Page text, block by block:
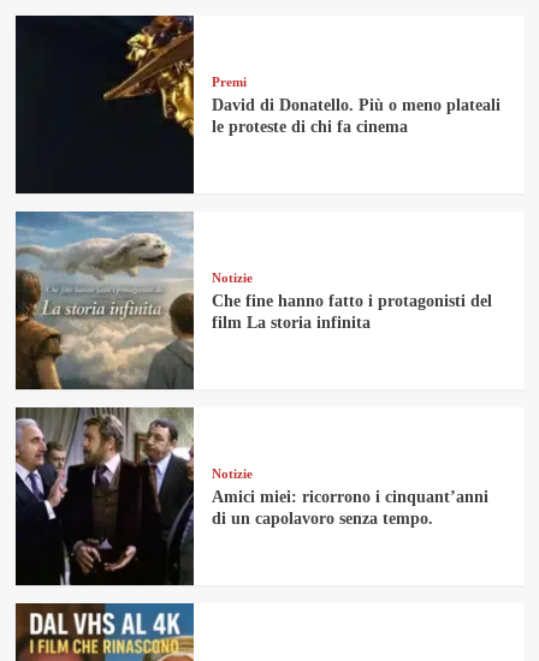
Premi
David di Donatello. Più o meno plateali
le proteste di chi fa cinema
Notizie
Che fine hanno fatto i protagonisti del
film La storia infinita
Notizie
Amici miei: ricorrono i cinquant’anni
di un capolavoro senza tempo.